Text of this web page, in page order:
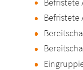
Befristete